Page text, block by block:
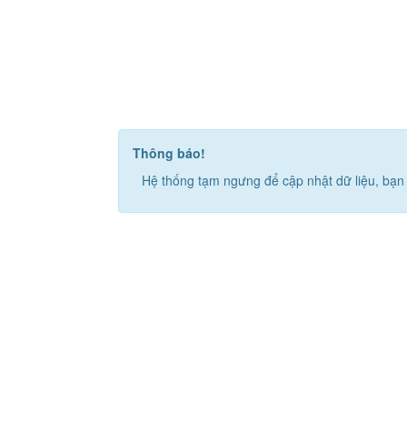
Thông báo!
Hệ thống tạm ngưng để cập nhật dữ liệu,